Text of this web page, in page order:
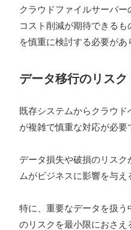
クラウドファイルサーバ
コスト削減が期待できる
を慎重に検討する必要があ
データ移行のリスク
既存システムからクラウ
が複雑で慎重な対応が必要
データ損失や破損のリス
ムがビジネスに影響を与え
特に、重要なデータを扱う
のリスクを最小限におさえ